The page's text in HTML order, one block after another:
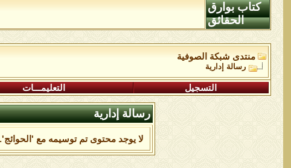
كتاب بوارق
الحقائق
منتدى شبكة الصوفية
رسالة إدارية
التسجيل التعليمـــات
رسالة إدارية
لا يوجد محتوى تم توسيمه مع 'الحوائج'.